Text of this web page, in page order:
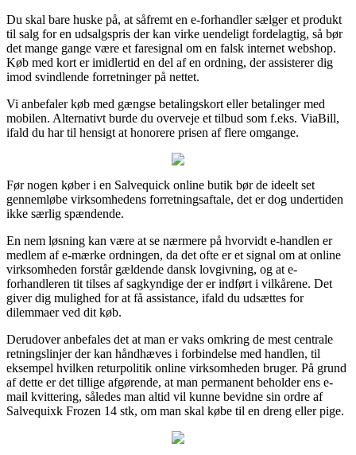
Du skal bare huske på, at såfremt en e-forhandler sælger et produkt
til salg for en udsalgspris der kan virke uendeligt fordelagtig, så bør
det mange gange være et faresignal om en falsk internet webshop.
Køb med kort er imidlertid en del af en ordning, der assisterer dig
imod svindlende forretninger på nettet.
Vi anbefaler køb med gængse betalingskort eller betalinger med
mobilen. Alternativt burde du overveje et tilbud som f.eks. ViaBill,
ifald du har til hensigt at honorere prisen af flere omgange.
Før nogen køber i en Salvequick online butik bør de ideelt set
gennemløbe virksomhedens forretningsaftale, det er dog undertiden
ikke særlig spændende.
En nem løsning kan være at se nærmere på hvorvidt e-handlen er
medlem af e-mærke ordningen, da det ofte er et signal om at online
virksomheden forstår gældende dansk lovgivning, og at e-
forhandleren tit tilses af sagkyndige der er indført i vilkårene. Det
giver dig mulighed for at få assistance, ifald du udsættes for
dilemmaer ved dit køb.
Derudover anbefales det at man er vaks omkring de mest centrale
retningslinjer der kan håndhæves i forbindelse med handlen, til
eksempel hvilken returpolitik online virksomheden bruger. På grund
af dette er det tillige afgørende, at man permanent beholder ens e-
mail kvittering, således man altid vil kunne bevidne sin ordre af
Salvequixk Frozen 14 stk, om man skal købe til en dreng eller pige.